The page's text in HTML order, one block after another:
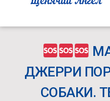
ДЖЕРРИ
СОБАКИ.